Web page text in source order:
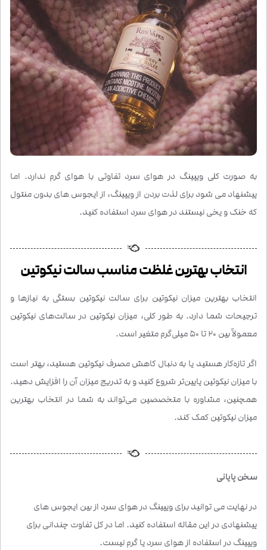
به صورت کلی ویپینگ در هوای سرد تفاوتی با هوای گرم ندارد. اما
پیشنهاد می شود برای لذت بردن از ویپینگ، از ایجوس های بدون منتول
که خنک و یخی نیستند در هوای سرد استفاده کنید.
انتخاب بهترین غلظت مناسب سالت نیکوتین
انتخاب بهترین میزان نیکوتین برای سالت نیکوتین بستگی به نیازها و
ترجیحات شما دارد. به طور کلی، میزان نیکوتین در سالت‌های نیکوتین
معمولاً بین 20 تا 50 میلی‌گرم متغیر است.
اگر تازه‌کار هستید یا به دنبال کاهش مصرف نیکوتین هستید، بهتر است
با میزان نیکوتین پایین‌تر شروع کنید و به تدریج میزان آن را افزایش دهید.
همچنین، مشاوره با متخصصین می‌تواند به شما در انتخاب بهترین
میزان نیکوتین کمک کند.
سخن پایانی
در نهایت می توانید برای ویپینگ در هوای سرد از بین ایجوس های
پیشنهادی در این مقاله استفاده کنید. اما در کل تفاوت چندانی برای
ویپینگ در استفاده از هوای سرد یا گرم نیست.